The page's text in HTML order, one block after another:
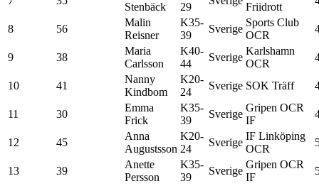
Stenbäck
29
Friidrott
8 56
Malin
Reisner
K35-
39
Sverige
Sports Club
OCR
9 38
Maria
Carlsson
K40-
44
Sverige
Karlshamn
OCR
10 41
Nanny
Kindbom
K20-
24
Sverige SOK Träff
11 30
Emma
Frick
K35-
39
Sverige
Gripen OCR
IF
12 45
Anna
Augustsson
K20-
24
Sverige
IF Linköping
OCR
13 39
Anette
Persson
K35-
39
Sverige
Gripen OCR
IF